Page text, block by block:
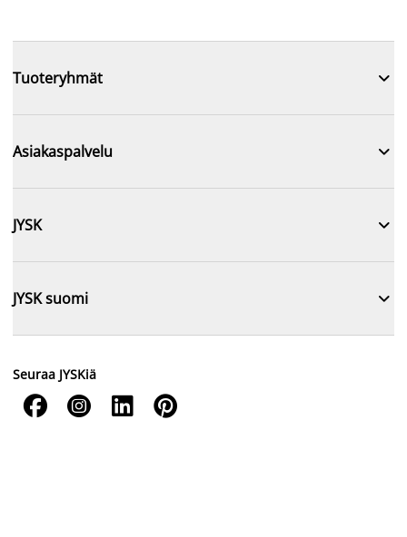
Tuoteryhmät 
Asiakaspalvelu 
JYSK 
JYSK suomi 
Seuraa JYSKiä
   